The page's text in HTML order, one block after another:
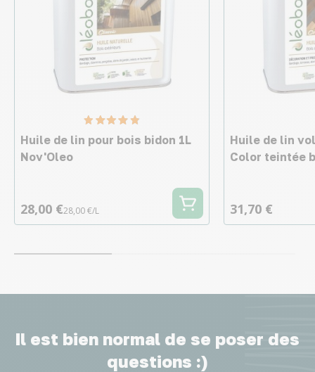
Huile de lin pour bois bidon 1L
Nov'Oleo
28,00 €28,00 €/L
Huile de lin
Color teintée
31,70 €
Il est bien normal de se poser des
questions :)